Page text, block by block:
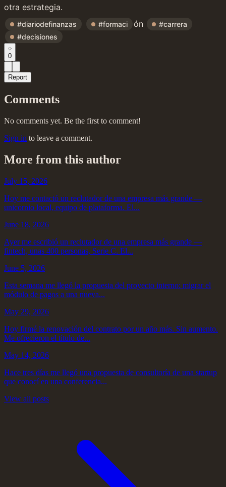
otra estrategia.
#diariodefinanzas #formaci ón
#carrera
#decisiones
0
Report
Comments
No comments yet. Be the first to comment!
Sign in to leave a comment.
More from this author
July 15, 2026
Hoy me contactó un reclutador de una empresa más grande —
unicornio local, equipo de plataforma. El...
June 18, 2026
Ayer me escribió un reclutador de una empresa más grande —
fintech, unas 400 personas, Serie C. El...
June 5, 2026
Esta semana me llegó la propuesta del proyecto interno: migrar el
módulo de pagos a una nueva...
May 29, 2026
Hoy firmé la renovación del contrato por un año más. Sin aumento.
Me ofrecieron el título de...
May 14, 2026
Hace tres días me llegó una propuesta de consultoría de una startup
que conocí en una conferencia...
View all posts